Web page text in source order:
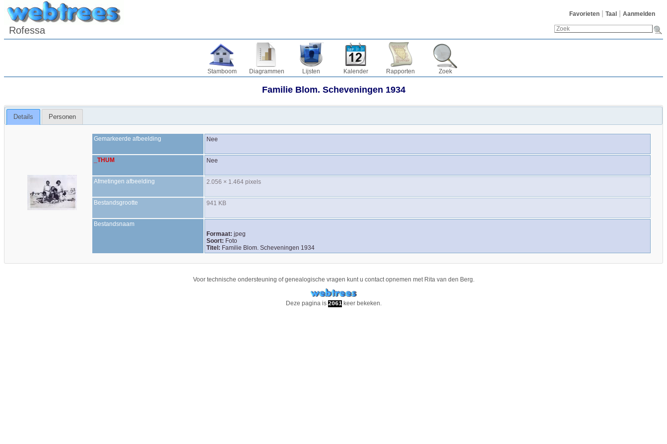
Favorieten Taal Aanmelden
Rofessa
Stamboom Diagrammen Lijsten Kalender Rapporten Zoek
Familie Blom. Scheveningen 1934
Details Personen
Gemarkeerde afbeelding Nee
_THUM Nee
Afmetingen afbeelding 2.056 × 1.464 pixels
Bestandsgrootte 941 KB
Bestandsnaam
Formaat: jpeg
Soort: Foto
Titel: Familie Blom. Scheveningen 1934
Voor technische ondersteuning of genealogische vragen kunt u contact opnemen met Rita van den Berg.
Deze pagina is 2061keer bekeken.